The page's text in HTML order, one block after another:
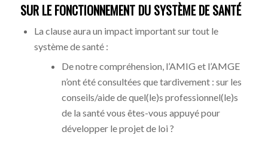
SUR LE FONCTIONNEMENT DU SYSTÈME DE SANTÉ
La clause aura un impact important sur tout le
système de santé :
De notre compréhension, l’AMIG et l’AMGE
n’ont été consultées que tardivement : sur les
conseils/aide de quel(le)s professionnel(le)s
de la santé vous êtes-vous appuyé pour
développer le projet de loi ?